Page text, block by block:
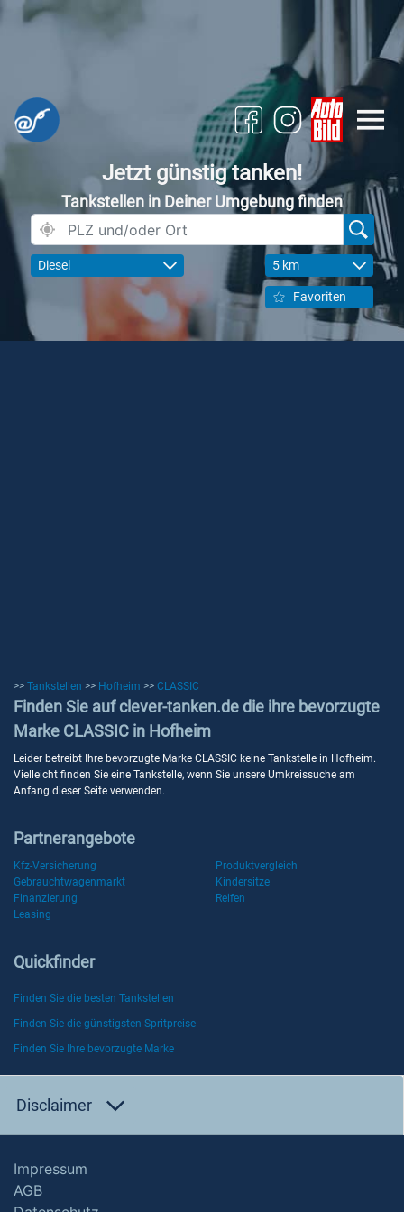
Jetzt günstig tanken!
Tankstellen in Deiner Umgebung finden
Diesel 5 km
Favoriten
>> Tankstellen >> Hofheim >> CLASSIC
Finden Sie auf clever-tanken.de die ihre bevorzugte
Marke CLASSIC in Hofheim
Leider betreibt Ihre bevorzugte Marke CLASSIC keine Tankstelle in Hofheim.
Vielleicht finden Sie eine Tankstelle, wenn Sie unsere Umkreissuche am
Anfang dieser Seite verwenden.
Partnerangebote
Kfz-Versicherung
Produktvergleich
Gebrauchtwagenmarkt
Kindersitze
Finanzierung
Reifen
Leasing
Quickfinder
Finden Sie die besten Tankstellen
Finden Sie die günstigsten Spritpreise
Finden Sie Ihre bevorzugte Marke
Disclaimer
Impressum
AGB